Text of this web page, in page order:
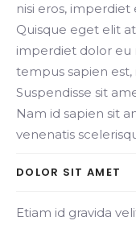
nisi eros,
Quisque eget elit
imperdiet dolor eu
tempus sapien est,
Suspendisse sit
Nam id sapien sit
venenatis
DOLOR SIT AMET
Etiam id gravida